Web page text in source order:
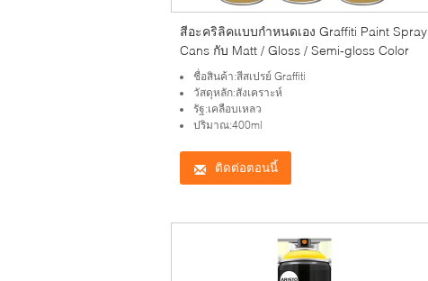
สีอะคริลิคแบบกำหนดเอง Graffiti Paint Spray
Cans กับ Matt / Gloss / Semi-gloss Color
ชื่อสินค้า:สีสเปรย์ Graffiti
วัสดุหลัก:สังเคราะห์
รัฐ:เคลือบเหลว
ปริมาณ:400ml
ติดต่อตอนนี้